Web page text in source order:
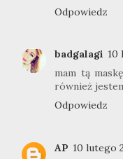
Odpowiedz
badgalagi 10
mam tą
również
Odpowiedz
AP 10 lutego